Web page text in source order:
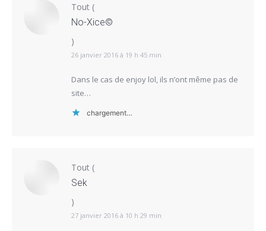
Tout (
No-Xice©
)
26 janvier 2016 à 19 h 45 min
Dans le cas de enjoy lol, ils n’ont même pas de
site…
chargement…
Tout (
Sek
)
27 janvier 2016 à 10 h 29 min